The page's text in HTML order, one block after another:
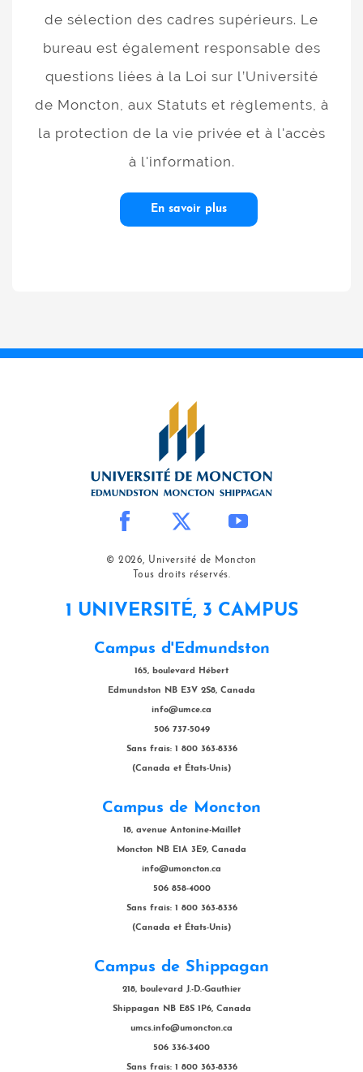
de sélection des cadres supérieurs. Le
bureau est également responsable des
questions liées à la Loi sur l’Université
de Moncton, aux Statuts et règlements, à
la protection de la vie privée et à l'accès
à l'information.
En savoir plus
© 2026, Université de Moncton
Tous droits réservés.
1 UNIVERSITÉ, 3 CAMPUS
Campus d'Edmundston
165, boulevard Hébert
Edmundston NB E3V 2S8, Canada
info@umce.ca
506 737-5049
Sans frais: 1 800 363-8336
(Canada et États-Unis)
Campus de Moncton
18, avenue Antonine-Maillet
Moncton NB E1A 3E9, Canada
info@umoncton.ca
506 858-4000
Sans frais: 1 800 363-8336
(Canada et États-Unis)
Campus de Shippagan
218, boulevard J.-D.-Gauthier
Shippagan NB E8S 1P6, Canada
umcs.info@umoncton.ca
506 336-3400
Sans frais: 1 800 363-8336